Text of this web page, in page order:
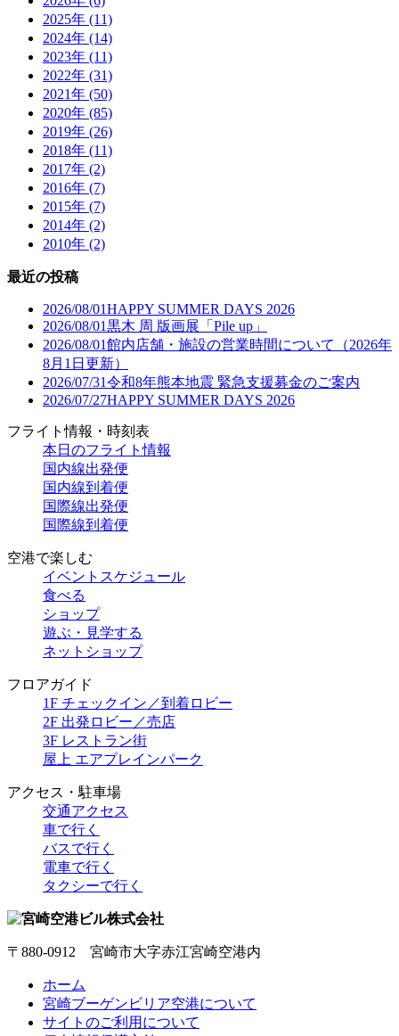
2025年 (11)
2024年 (14)
2023年 (11)
2022年 (31)
2021年 (50)
2020年 (85)
2019年 (26)
2018年 (11)
2017年 (2)
2016年 (7)
2015年 (7)
2014年 (2)
2010年 (2)
最近の投稿
2026/08/01HAPPY SUMMER DAYS 2026
2026/08/01黒木 周 版画展「Pile up」
2026/08/01館内店舗・施設の営業時間について（2026年
8月1日更新）
2026/07/31令和8年熊本地震 緊急支援募金のご案内
2026/07/27HAPPY SUMMER DAYS 2026
フライト情報・時刻表
本日のフライト情報
国内線出発便
国内線到着便
国際線出発便
国際線到着便
空港で楽しむ
イベントスケジュール
食べる
ショップ
遊ぶ・見学する
ネットショップ
フロアガイド
1F チェックイン／到着ロビー
2F 出発ロビー／売店
3F レストラン街
屋上 エアプレインパーク
アクセス・駐車場
交通アクセス
車で行く
バスで行く
電車で行く
タクシーで行く
〒880-0912 宮崎市大字赤江宮崎空港内
ホーム
宮崎ブーゲンビリア空港について
サイトのご利用について